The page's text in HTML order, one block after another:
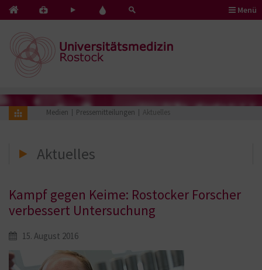
Kontakt
Notfälle
Pflege
Herz
Blut
Menü
Medien Pressemitteilungen Aktuelles
Aktuelles
Kampf gegen Keime: Rostocker Forscher
verbessert Untersuchung
15. August 2016